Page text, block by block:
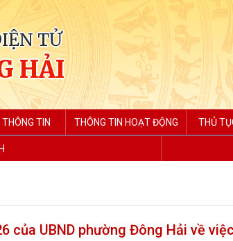
TỬ
HẢI
TIN THÔNG TIN HOẠT ĐỘNG THỦ
của UBND phường Đông Hải về